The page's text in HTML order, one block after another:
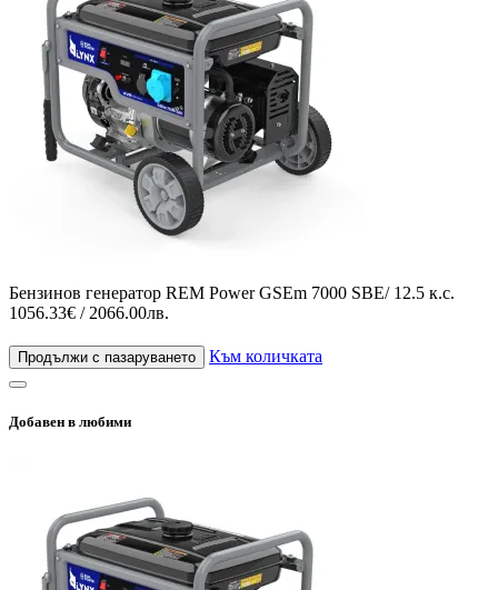
Бензинов генератор REM Power GSEm 7000 SBE/ 12.5 к.с.
1056.33€ / 2066.00лв.
Продължи с пазаруването Към количката
Добавен в любими